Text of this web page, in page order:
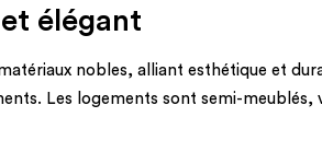
élégant
nobles, alliant esthétique et
Les logements sont semi-meublés,